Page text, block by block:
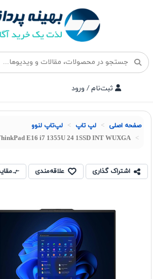
ثبت‌نام / ورود
صفحه اصلی لپ تاپ لپ‌تاپ لنوو
E16 i7 1355U 24 1SSD INT WUXGA
اشتراک گذاری علاقه‌مندی